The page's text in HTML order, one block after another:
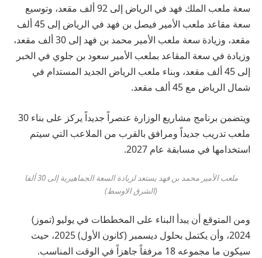
سعة ملعب الملك فهد في الرياض إلى 92 ألف مقعد، وتوسيع
سعة مقاعد ملعب الأمير فيصل بن فهد في الرياض إلى 45 ألف
مقعد، وزيادة سعة ملعب الأمير محمد بن فهد إلى 30 ألف مقعد،
وزيادة في سعة المقاعد بملعب الأمير سعود بن جلوي في الخبر
إلى 45 ألف مقعد، وبناء ملعب الرياض الجديد المستدام في
شمال الرياض مع 45 ألف مقعد.
ويتضمن برنامج مشاريع الوزارة عنصراً جديداً يركز على بناء 30
ملعب تدريب جديداً ومرافق بالقرب من الملاعب التي سيتم
استخدامها في مسابقة عام 2027.
ملعب الأمير محمد بن فهد يستعد لزيادة السعة الجماهيرية إلى 30 ألفا
(الشرق الاوسط)
ومن المتوقع أن يبدأ البناء على المخططات في يوليو (تموز)
2024، وأن يكتمل بحلول ديسمبر (كانون الأول) 2025، حيث
سيكون ما مجموعه 18 مرفقاً جاهزاً في الوقت المناسب.